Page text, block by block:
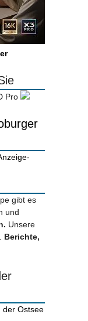
Pro
gibt es
und
Unsere
Berichte,